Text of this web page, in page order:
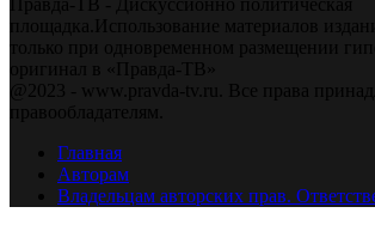
Правда-ТВ - Дискуссионно политическая
площадка.Использование материалов
только при одновременном размещении
оригинал в «Правда-ТВ»
@2023 - www.pravda-tv.ru. Все права
правообладателям.
Главная
Авторам
Владельцам авторских прав.